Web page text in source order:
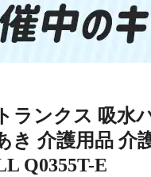
ランクス 吸水
き 介護用品
Q0355T-E